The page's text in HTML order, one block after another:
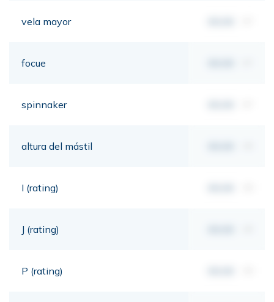
vela mayor
focue
spinnaker
altura del mástil
I (rating)
J (rating)
P (rating)